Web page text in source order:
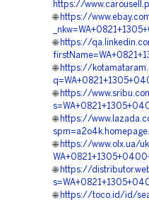
https://
🌐 https://
🌐 https://
🌐 https://
🌐 https://
🌐 https://
🌐 https://www.olx.ua/
🌐 https://
🌐 https://toco.id/id/